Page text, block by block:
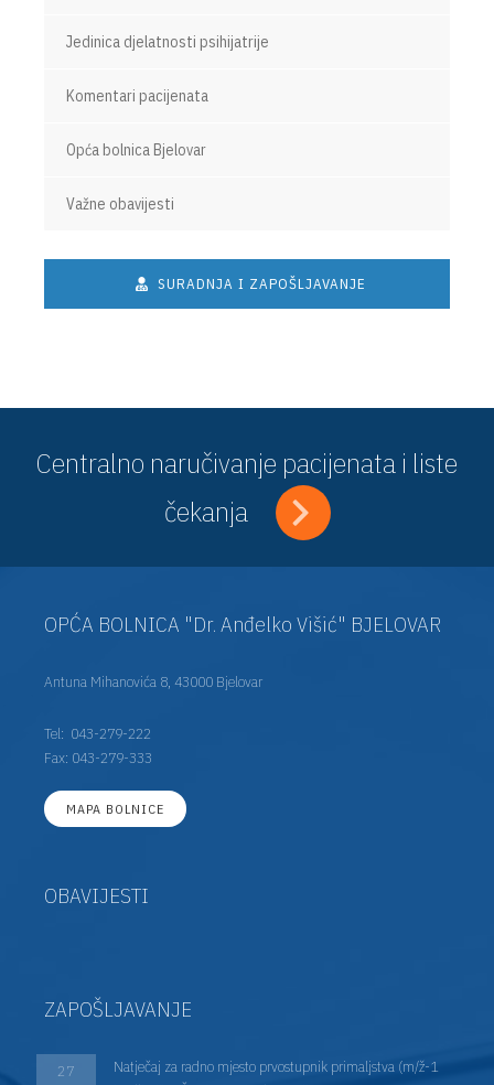
Jedinica djelatnosti psihijatrije
Komentari pacijenata
Opća bolnica Bjelovar
Važne obavijesti
SURADNJA I ZAPOŠLJAVANJE
Centralno naručivanje pacijenata i liste
čekanja
OPĆA BOLNICA "Dr. Anđelko Višić" BJELOVAR
Antuna Mihanovića 8, 43000 Bjelovar
Tel: 043-279-222
Fax: 043-279-333
MAPA BOLNICE
OBAVIJESTI
ZAPOŠLJAVANJE
27
Natječaj za radno mjesto prvostupnik primaljstva (m/ž-1